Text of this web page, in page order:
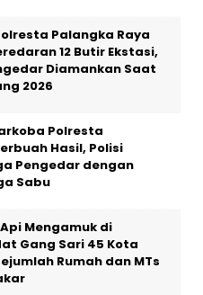
Palangka Raya
12 Butir Ekstasi,
Diamankan Saat
2026
Polresta
Hasil, Polisi
Pengedar dengan
Sabu
Api Mengamuk di
Gang Sari 45 Kota
Rumah dan MTs